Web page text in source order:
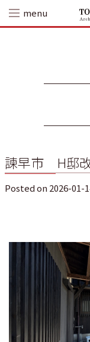
content
menu
諫早市 H邸
Posted on 2026-01-